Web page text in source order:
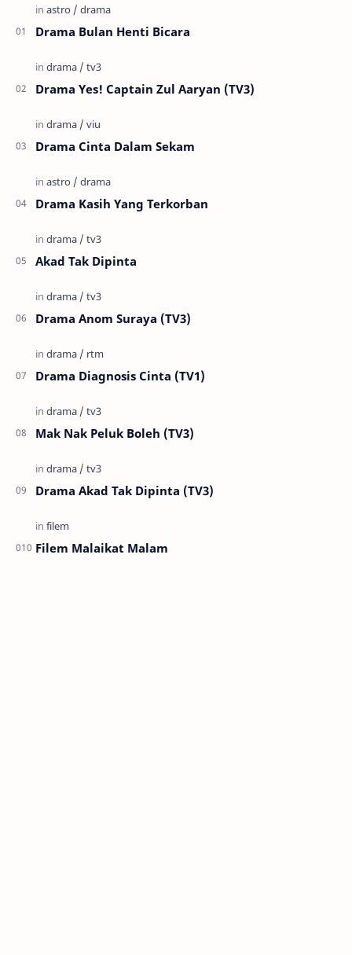
Drama Bulan Henti Bicara
Drama Yes! Captain Zul Aaryan (TV3)
Drama Cinta Dalam Sekam
Drama Kasih Yang Terkorban
Akad Tak Dipinta
Drama Anom Suraya (TV3)
Drama Diagnosis Cinta (TV1)
Mak Nak Peluk Boleh (TV3)
Drama Akad Tak Dipinta (TV3)
Filem Malaikat Malam